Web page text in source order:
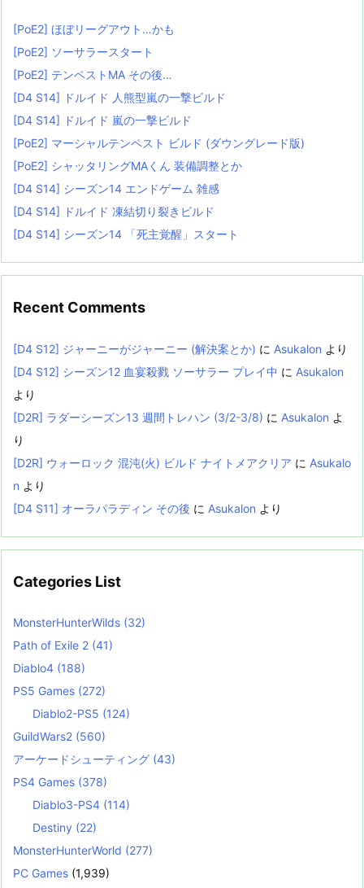
[PoE2] ほぼリーグアウト…かも
[PoE2] ソーサラースタート
[PoE2] テンペストMA その後…
[D4 S14] ドルイド 人熊型嵐の一撃ビルド
[D4 S14] ドルイド 嵐の一撃ビルド
[PoE2] マーシャルテンペスト ビルド (ダウングレード版)
[PoE2] シャッタリングMAくん 装備調整とか
[D4 S14] シーズン14 エンドゲーム 雑感
[D4 S14] ドルイド 凍結切り裂きビルド
[D4 S14] シーズン14 「死主覚醒」スタート
Recent Comments
[D4 S12] ジャーニーがジャーニー (解決案とか) に Asukalon より
[D4 S12] シーズン12 血宴殺戮 ソーサラー プレイ中 に Asukalon
より
[D2R] ラダーシーズン13 週間トレハン (3/2-3/8) に Asukalon よ
り
[D2R] ウォーロック 混沌(火) ビルド ナイトメアクリア に Asukalo
n より
[D4 S11] オーラパラディン その後 に Asukalon より
Categories List
MonsterHunterWilds (32)
Path of Exile 2 (41)
Diablo4 (188)
PS5 Games (272)
Diablo2-PS5 (124)
GuildWars2 (560)
アーケードシューティング (43)
PS4 Games (378)
Diablo3-PS4 (114)
Destiny (22)
MonsterHunterWorld (277)
PC Games (1,939)